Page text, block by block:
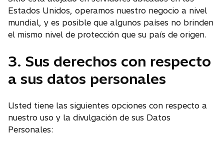
Estados Unidos, operamos nuestro negocio a nivel
mundial, y es posible que algunos países no brinden
el mismo nivel de protección que su país de origen.
3. Sus derechos con respecto
a sus datos personales
Usted tiene las siguientes opciones con respecto a
nuestro uso y la divulgación de sus Datos
Personales: